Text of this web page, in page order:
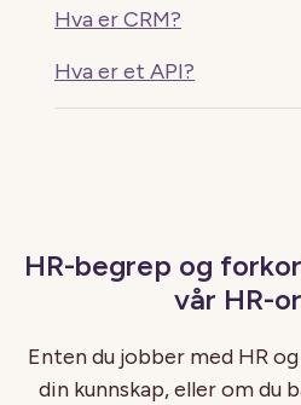
Hva er CRM?
Hva er et API?
HR-begrep og
vår HR-
Enten du jobber med HR
din kunnskap, eller om du